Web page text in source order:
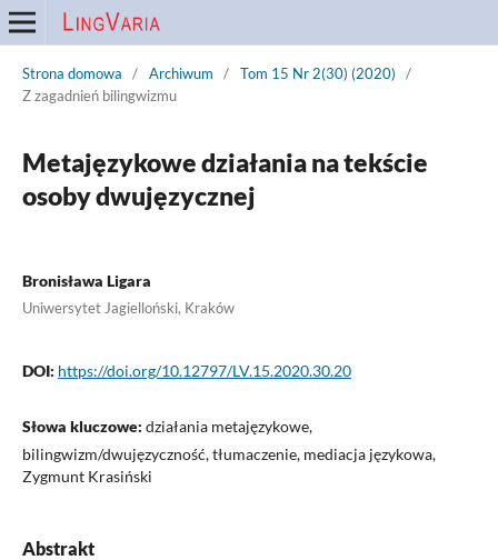
Strona domowa / Archiwum / Tom 15 Nr 2(30) (2020)
/
Z zagadnień bilingwizmu
Metajęzykowe działania na tekście
osoby dwujęzycznej
Bronisława Ligara
Uniwersytet Jagielloński, Kraków
DOI: https://doi.org/10.12797/LV.15.2020.30.20
Słowa kluczowe: działania metajęzykowe,
bilingwizm/dwujęzyczność, tłumaczenie, mediacja językowa,
Zygmunt Krasiński
Abstrakt